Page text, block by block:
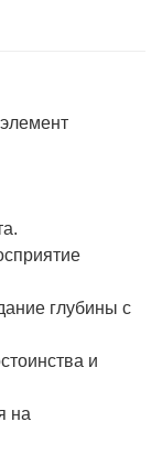
глубины с
и
на